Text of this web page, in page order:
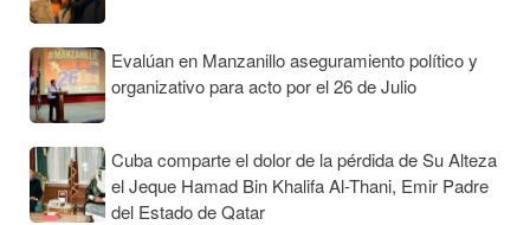
Evalúan en Manzanillo aseguramiento político y
organizativo para acto por el 26 de Julio
Cuba comparte el dolor de la pérdida de Su Alteza
el Jeque Hamad Bin Khalifa Al-Thani, Emir Padre
del Estado de Qatar